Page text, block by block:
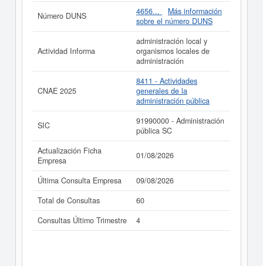
La última actualización del informe de empresa se ha
realizado el 01/08/2026.
Número DUNS 4656...
Más información
sobre el número DUNS
Actividad Informa
administración local y
organismos locales de
administración
CNAE 2025
8411 - Actividades
generales de la
administración pública
SIC
91990000 - Administración
pública SC
Actualización Ficha
Empresa
01/08/2026
Última Consulta Empresa
09/08/2026
Total de Consultas
60
Consultas Último Trimestre
4